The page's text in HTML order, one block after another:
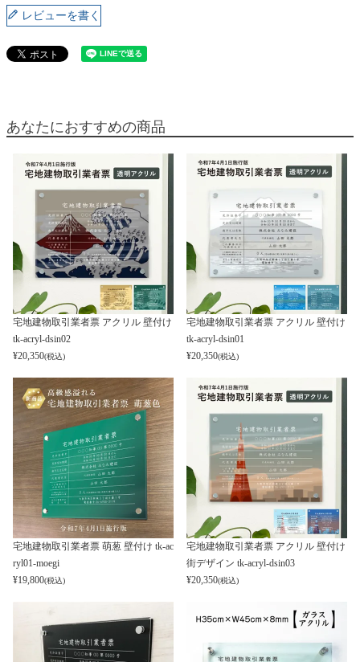
レビューを書く
あなたにおすすめの商品
宅地建物取引業者票 アクリル 壁付け
tk-acryl-dsin02
¥20,350(税込)
宅地建物取引業者票 アクリル 壁付け
tk-acryl-dsin01
¥20,350(税込)
宅地建物取引業者票 萌葱 壁付け tk-ac
ryl01-moegi
¥19,800(税込)
宅地建物取引業者票 アクリル 壁付け
街デザイン tk-acryl-dsin03
¥20,350(税込)